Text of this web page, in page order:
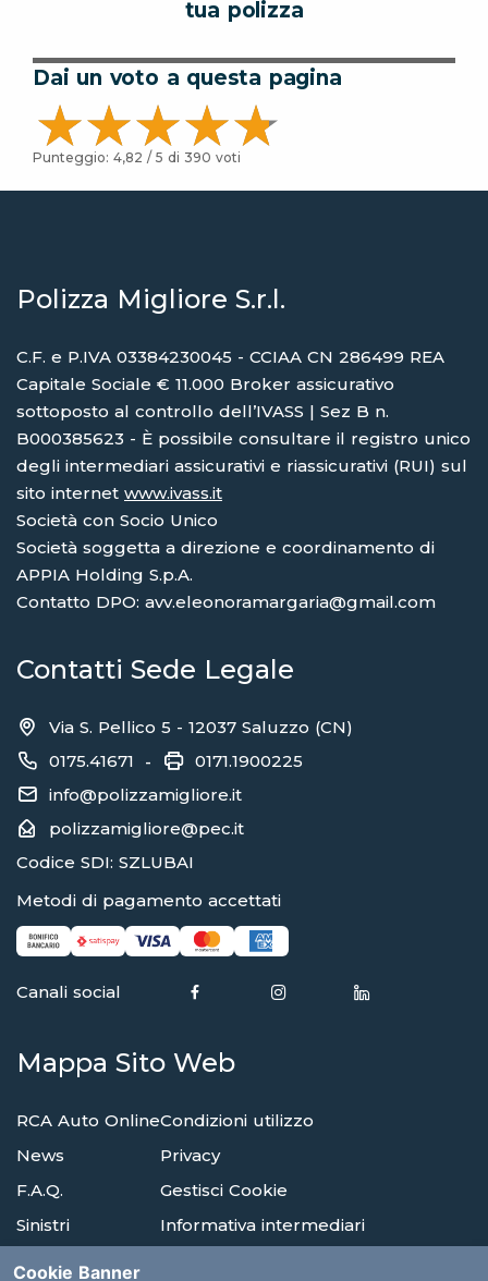
tua polizza
Dai un voto a questa pagina
Punteggio: 4,82 / 5 di 390 voti
Polizza Migliore S.r.l.
C.F. e P.IVA 03384230045 - CCIAA CN 286499 REA
Capitale Sociale € 11.000 Broker assicurativo
sottoposto al controllo dell’IVASS | Sez B n.
B000385623 - È possibile consultare il registro unico
degli intermediari assicurativi e riassicurativi (RUI) sul
sito internet www.ivass.it
Società con Socio Unico
Società soggetta a direzione e coordinamento di
APPIA Holding S.p.A.
Contatto DPO: avv.eleonoramargaria@gmail.com
Contatti Sede Legale
Via S. Pellico 5 - 12037 Saluzzo (CN)
0175.41671 -
0171.1900225
info@polizzamigliore.it
polizzamigliore@pec.it
Codice SDI: SZLUBAI
Metodi di pagamento accettati
Canali social
Mappa Sito Web
RCA Auto Online
News
F.A.Q.
Sinistri
Condizioni utilizzo
Privacy
Gestisci Cookie
Informativa intermediari
Cookie Banner